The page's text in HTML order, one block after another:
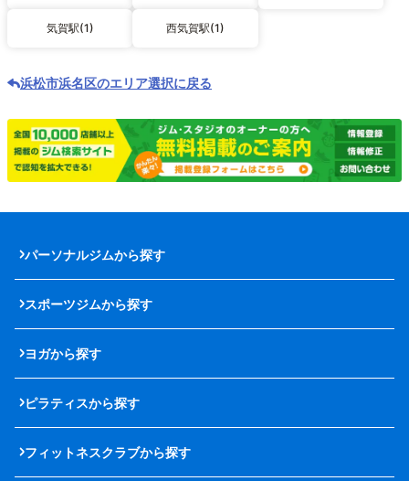
気賀駅(1) 西気賀駅(1)
浜松市浜名区のエリア選択に戻る
パーソナルジムから探す
スポーツジムから探す
ヨガから探す
ピラティスから探す
フィットネスクラブから探す